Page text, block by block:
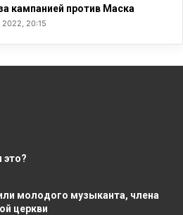
кампанией против Маска
2022, 20:15
это?
молодого музыканта, члена
церкви